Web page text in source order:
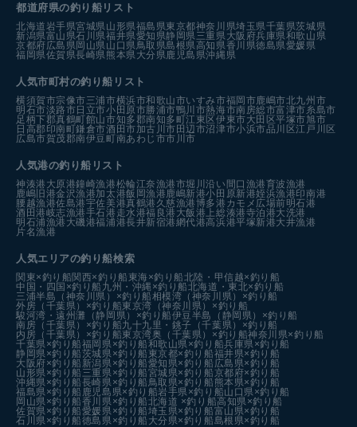
都道府県の釣り船リスト
北海道 岩手県宮城県 山形県福島県東京都神奈川県埼玉県千葉県茨城県
新潟県富山県石川県福井県愛知県静岡県 三重県 大阪府兵庫県和歌山県
京都府広島県岡山県 山口県 鳥取県島根県高知県香川県徳島県愛媛県
福岡県佐賀県長崎県 熊本県 大分県 鹿児島県沖縄県
人気市町村の釣り船リスト
横須賀市宗像市三浦市横浜市和歌山市いすみ市福岡市鹿嶋市北九州市
明石市淡路市日立市小田原市勝浦市鴨川市熱海市南房総市富津市糸島市
足柄下郡真鶴町館山市知多郡南知多町江東区伊東市大田区平塚市旭市
日高郡印南町鎌倉市酒田市加古川市田辺市沼津市小浜市品川区江戸川区
広島市賀茂郡南伊豆町南あわじ市市川市
人気港の釣り船リスト
神湊港 大原港鐘崎漁港松輪江奈漁港市堀川沿い 間口漁港育波漁港
鹿嶋旧港金沢漁港加太港飯岡漁港 鹿嶋新港小田原新港姪浜漁港印南港
腰越漁港佐島港宇佐美港真鶴港 久慈漁港博多港カモメ広場前明石港
酒田港岐志漁港手石港 走水港福良港 大飯港 上総湊港寺泊港大洗港
明石浦漁港 大磯港福浦港長井新宿港網代港高浜港平塚新港大井漁港
片名漁港
人気エリアの釣り船検索
関東×釣り船関西×釣り船 東海×釣り船北陸・甲信越×釣り船
中国・四国×釣り船 九州・沖縄×釣り船北海道・東北×釣り船
三浦半島（神奈川県）×釣り船相模湾（神奈川県）×釣り船
外房（千葉県）×釣り船東京湾（神奈川県）×釣り船
駿河湾・遠州灘（静岡県）×釣り船伊豆半島（静岡県）×釣り船
南房（千葉県）×釣り船九十九里・銚子（千葉県）×釣り船
内房（千葉県）×釣り船東京湾奥（千葉県）×釣り船神奈川県×釣り船
千葉県×釣り船福岡県×釣り船和歌山県×釣り船兵庫県×釣り船
静岡県×釣り船茨城県×釣り船 東京都×釣り船福井県×釣り船
大阪府×釣り船 新潟県×釣り船愛知県×釣り船 広島県×釣り船
山形県×釣り船 三重県×釣り船宮城県×釣り船京都府×釣り船
沖縄県×釣り船長崎県×釣り船 鳥取県×釣り船 熊本県×釣り船
福島県×釣り船 鹿児島県×釣り船岩手県×釣り船山口県×釣り船
岡山県×釣り船香川県×釣り船北海道 ×釣り船高知県×釣り船
佐賀県×釣り船愛媛県×釣り船埼玉県×釣り船富山県×釣り船
石川県×釣り船徳島県×釣り船 大分県×釣り船島根県×釣り船